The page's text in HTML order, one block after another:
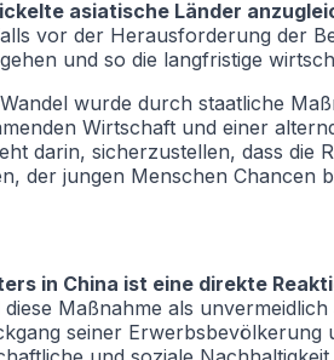
asiatische Länder
vor der Herausforderung der
und so die langfristige
wurde durch staatliche
Wirtschaft und einer
darin, sicherzustellen, dass
der jungen Menschen Chancen
in China ist eine direkte
Maßnahme als
seiner